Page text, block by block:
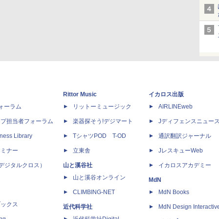
ーラム
担当者フォーラム
Library
ナー
ジタルクロス）
クス
Rittor Music
リットーミュージック
楽器探そう!デジマート
TシャツPOD T-OD
立東舎
山と溪谷社
山と溪谷オンライン
CLIMBING-NET
近代科学社
イカロス出版
AIRLINEweb
Jディフェンスニュー
通訳翻訳ジャーナル
JレスキューWeb
イカロスアカデミー
MdN
MdN Books
MdN Design